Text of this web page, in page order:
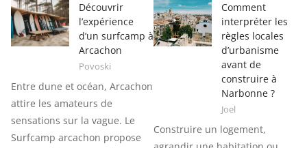
Découvrir
l’expérience
d’un surfcamp à
Arcachon
Povoski
Entre dune et océan, Arcachon
attire les amateurs de
sensations sur la vague. Le
Surfcamp arcachon propose
Comment
interpréter les
règles locales
d’urbanisme
avant de
construire à
Narbonne ?
Joel
Construire un logement,